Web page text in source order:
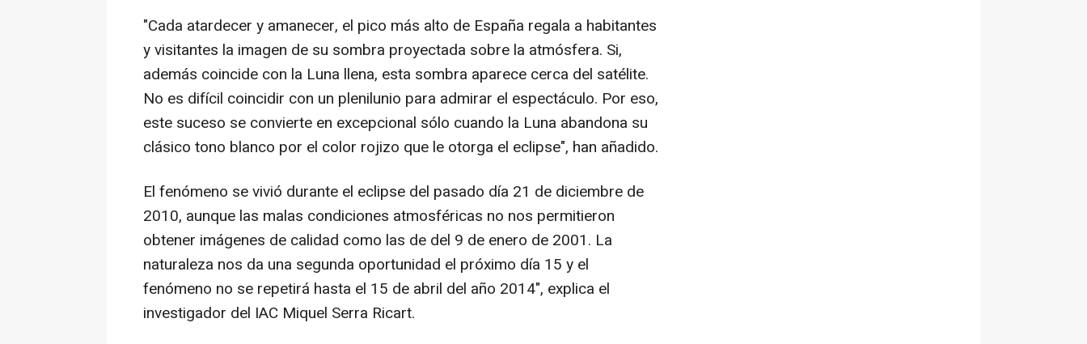
"Cada atardecer y amanecer, el pico más alto de España regala a habitantes
y visitantes la imagen de su sombra proyectada sobre la atmósfera. Si,
además coincide con la Luna llena, esta sombra aparece cerca del satélite.
No es difícil coincidir con un plenilunio para admirar el espectáculo. Por eso,
este suceso se convierte en excepcional sólo cuando la Luna abandona su
clásico tono blanco por el color rojizo que le otorga el eclipse", han añadido.
El fenómeno se vivió durante el eclipse del pasado día 21 de diciembre de
2010, aunque las malas condiciones atmosféricas no nos permitieron
obtener imágenes de calidad como las de del 9 de enero de 2001. La
naturaleza nos da una segunda oportunidad el próximo día 15 y el
fenómeno no se repetirá hasta el 15 de abril del año 2014", explica el
investigador del IAC Miquel Serra Ricart.